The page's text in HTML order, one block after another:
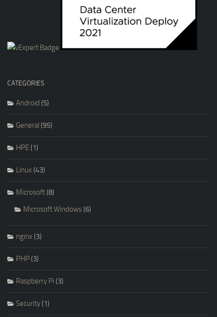
CATEGORIES
Android (5)
General (95)
HPE(1)
Linux (43)
Microsoft(8)
Microsoft Windows(6)
nginx (3)
PHP(3)
Raspberry Pi (3)
Security(1)